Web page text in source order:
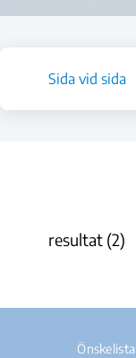
Sida vid sida
resultat (2)
Önskelista